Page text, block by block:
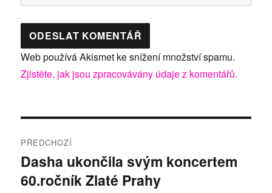
Web používá Akismet ke snížení množství spamu.
Zjistěte, jak jsou zpracovávány údaje z komentářů.
pro
příspěvek
PŘEDCHOZÍ
Předchozí
příspěvek:
Dasha ukončila svým koncertem
60.ročník Zlaté Prahy